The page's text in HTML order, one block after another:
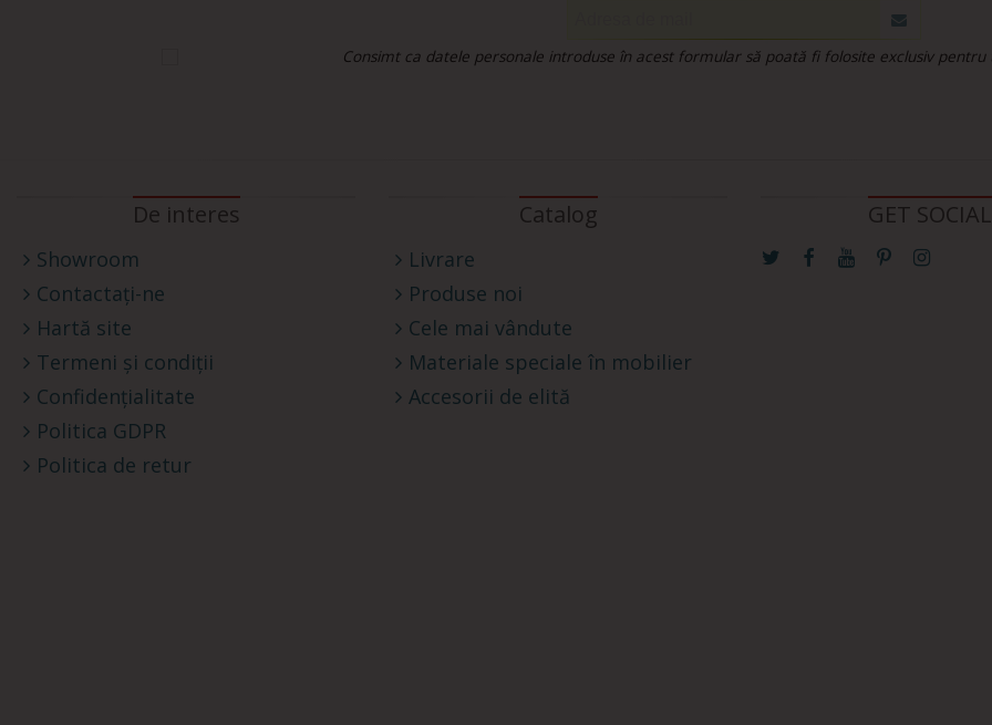
Consimt ca datele personale introduse în acest formular să poată fi folosite exclusiv
De interes
Showroom
Contactați-ne
Hartă site
Termeni și condiții
Confidențialitate
Politica GDPR
Politica de retur
Catalog
Livrare
Produse noi
Cele mai vândute
Materiale speciale în mobilier
Accesorii de elită
GET SOCIAL